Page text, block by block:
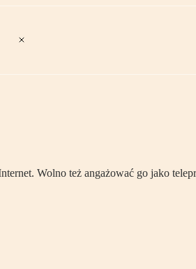
Wolno też angażować go jako